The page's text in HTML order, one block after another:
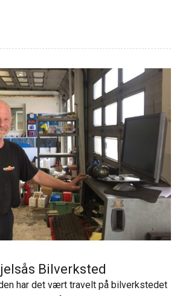
Bilverksted
har det vært travelt på bilverkstedet